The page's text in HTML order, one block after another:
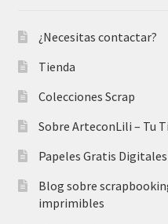
¿Necesitas contactar?
Tienda
Colecciones Scrap
Sobre ArteconLili – Tu
Papeles Gratis Digitales
Blog sobre
imprimibles